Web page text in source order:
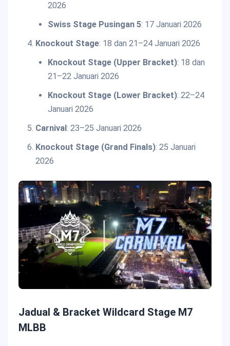
2026
Swiss Stage Pusingan 5: 17 Januari 2026
Knockout Stage: 18 dan 21–24 Januari 2026
Knockout Stage (Upper Bracket): 18 dan
21–22 Januari 2026
Knockout Stage (Lower Bracket): 22–24
Januari 2026
Carnival: 23–25 Januari 2026
Knockout Stage (Grand Finals): 25 Januari
2026
Jadual & Bracket Wildcard Stage M7
MLBB